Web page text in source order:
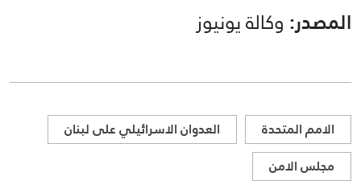
المصدر: وكالة يونيوز
الامم المتحدة
العدوان الاسرائيلي على لبنان
مجلس الامن